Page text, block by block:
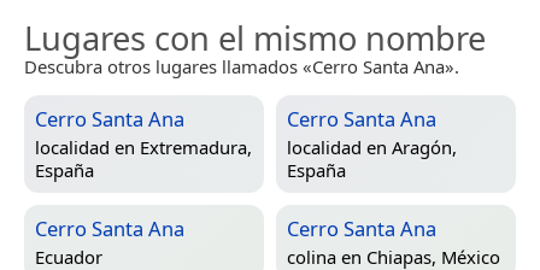
Lugares con el mismo nombre
Descubra otros lugares llamados «Cerro Santa Ana».
Cerro Santa Ana
localidad en Extremadura,
España
Cerro Santa Ana
localidad en Aragón,
España
Cerro Santa Ana
Ecuador
Cerro Santa Ana
colina en Chiapas, México